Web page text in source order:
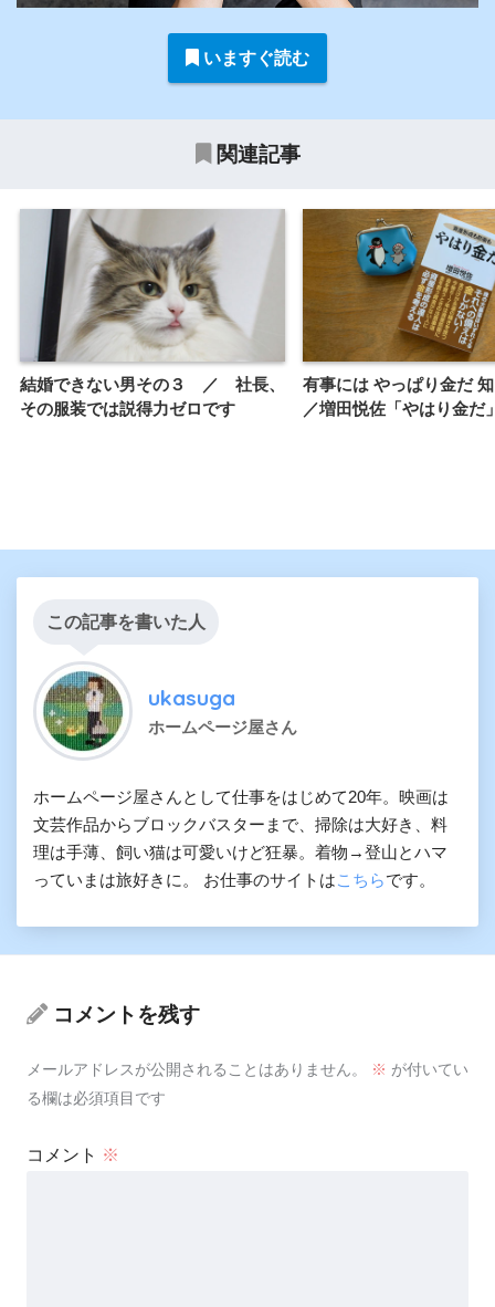
いますぐ読む
関連記事
結婚できない男その３ ／ 社長、
その服装では説得力ゼロです
有事には やっぱり金だ
／増田悦佐「やはり金だ
この記事を書いた人
ukasuga
ホームページ屋さん
ホームページ屋さんとして仕事をはじめて20年。映画は
文芸作品からブロックバスターまで、掃除は大好き、料
理は手薄、飼い猫は可愛いけど狂暴。着物→登山とハマ
っていまは旅好きに。 お仕事のサイトはこちらです。
コメントを残す
メールアドレスが公開されることはありません。 ※ が付いてい
る欄は必須項目です
コメント ※